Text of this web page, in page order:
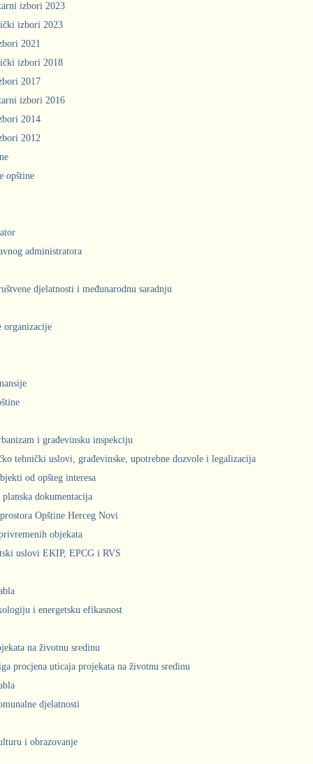
izbori 2023
izbori 2023
2021
izbori 2018
2017
izbori 2016
2014
2012
opštine
administratora
djelatnosti i međunarodnu saradnju
organizacije
i građevinsku inspekciju
tehnički uslovi, građevinske, upotrebne dozvole i legalizacija
od opšteg interesa
dokumentacija
Opštine Herceg Novi
objekata
uslovi EKIP, EPCG i RVS
i energetsku efikasnost
na životnu sredinu
procjena uticaja projekata na životnu sredinu
djelatnosti
i obrazovanje